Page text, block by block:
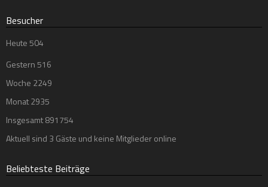
Besucher
Heute504
Gestern516
Woche 2249
Monat2935
Insgesamt891754
Aktuell sind 3 Gäste und keine Mitglieder online
Beliebteste Beiträge